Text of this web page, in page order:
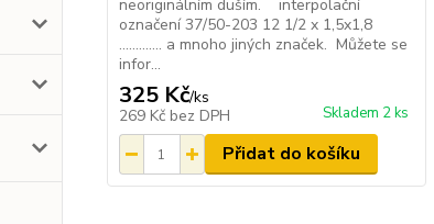
neoriginálním duším. interpolační
označení 37/50-203 12 1/2 x 1,5x1,8
............. a mnoho jiných značek. Můžete se
infor...
325 Kč/ks
269 Kč bez DPH Skladem 2 ks
Přidat do košíku